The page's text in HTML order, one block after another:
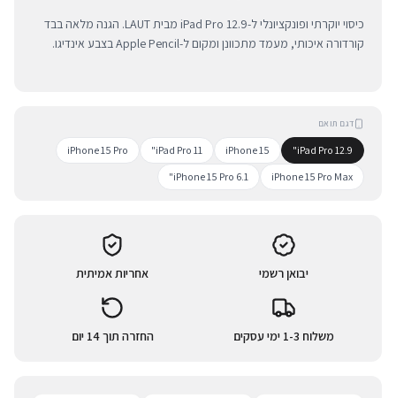
כיסוי יוקרתי ופונקציונלי ל-iPad Pro 12.9 מבית LAUT. הגנה מלאה בבד
קורדורה איכותי, מעמד מתכוונן ומקום ל-Apple Pencil בצבע אינדיגו.
דגם תואם
iPad Pro 12.9"
iPhone 15
iPad Pro 11"
iPhone 15 Pro
iPhone 15 Pro Max
iPhone 15 Pro 6.1"
יבואן רשמי אחריות אמיתית
משלוח 1-3 ימי עסקים החזרה תוך 14 יום